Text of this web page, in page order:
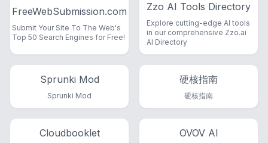
FreeWebSubmission.com
Submit Your Site To The Web's
Top 50 Search Engines for Free!
Zzo AI Tools Directory
Explore cutting-edge AI tools
in our comprehensive Zzo.ai
AI Directory
Sprunki Mod
Sprunki Mod
硬核指南
硬核指南
Cloudbooklet OVOV AI